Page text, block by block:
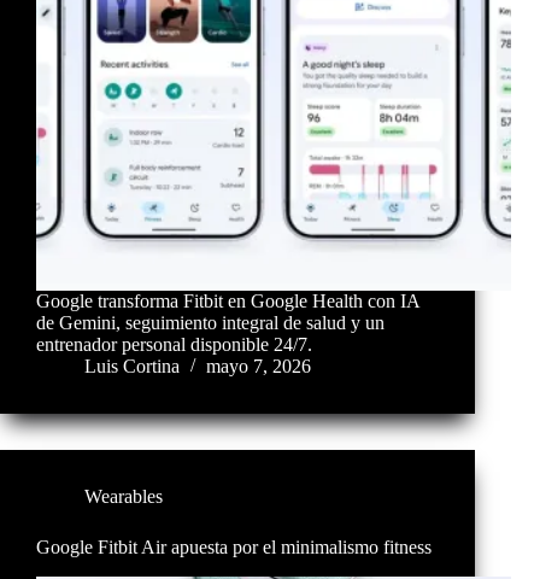
Google transforma Fitbit en Google Health con IA
de Gemini, seguimiento integral de salud y un
entrenador personal disponible 24/7.
Luis Cortina
mayo 7, 2026
Wearables
Google Fitbit Air apuesta por el minimalismo fitness